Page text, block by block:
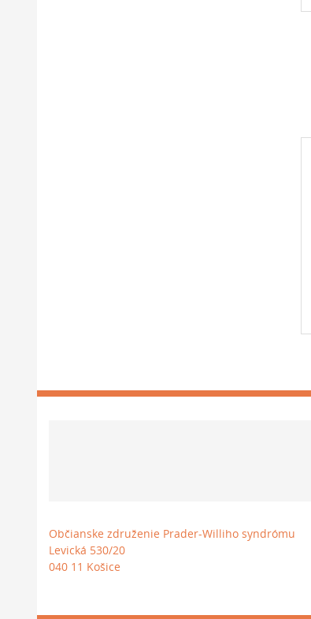
Občianske združenie Prader-Williho syndrómu
Levická 530/20
040 11 Košice